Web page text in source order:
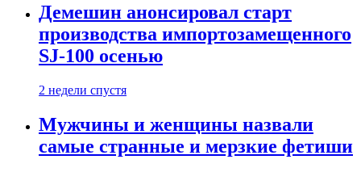
Демешин анонсировал старт
производства импортозамещенного
SJ-100 осенью
2 недели спустя
Мужчины и женщины назвали
самые странные и мерзкие фетиши